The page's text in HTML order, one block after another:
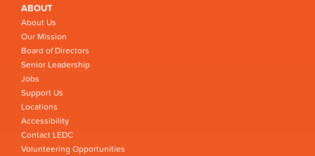
ABOUT
About Us
Our Mission
Board of Directors
Senior Leadership
Jobs
Support Us
Locations
Accessibility
Contact LEDC
Volunteering Opportunities